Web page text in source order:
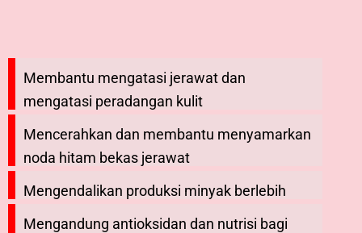
Membantu mengatasi jerawat dan
mengatasi peradangan kulit
Mencerahkan dan membantu menyamarkan
noda hitam bekas jerawat
Mengendalikan produksi minyak berlebih
Mengandung antioksidan dan nutrisi bagi